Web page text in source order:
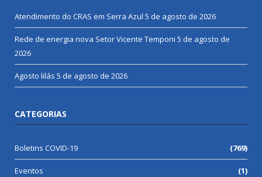
Atendimento do CRAS em Serra Azul 5 de agosto de 2026
Rede de energia nova Setor Vicente Temponi 5 de agosto de
2026
Agosto lilás 5 de agosto de 2026
CATEGORIAS
Boletins COVID-19 (769)
Eventos (1)